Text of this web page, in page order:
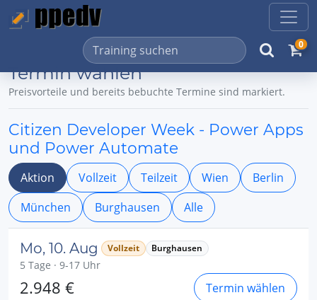
0
Termin wählen
Preisvorteile und bereits bebuchte Termine sind markiert.
Citizen Developer Week - Power Apps
und Power Automate
Aktion Vollzeit Teilzeit Wien
Berlin
München
Burghausen Alle
Mo, 10. Aug Vollzeit Burghausen
5 Tage · 9-17 Uhr
2.948 € Termin wählen